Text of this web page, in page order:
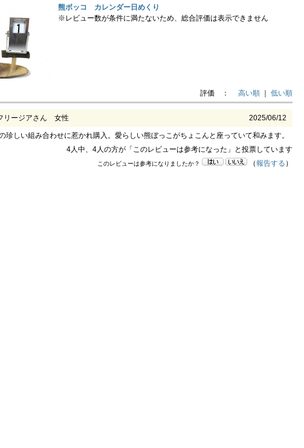
熊ボッコ カレンダー日めくり
※レビュー数が条件に満たないため、総合評価は表示できません
評価 ： 高い順 低い順
リージアさん 女性 2025/06/12
珍しい組み合わせに惹かれ購入。愛らしい熊ぼっこがちょこんと座っていて和みます。
4人中、4人の方が「このレビューは参考になった」と投票しています
このレビューは参考になりましたか？ （報告する ）